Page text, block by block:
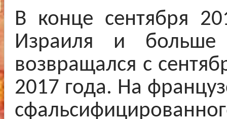
В конце сентября
Израиля и
возвращался с
2017 года. На